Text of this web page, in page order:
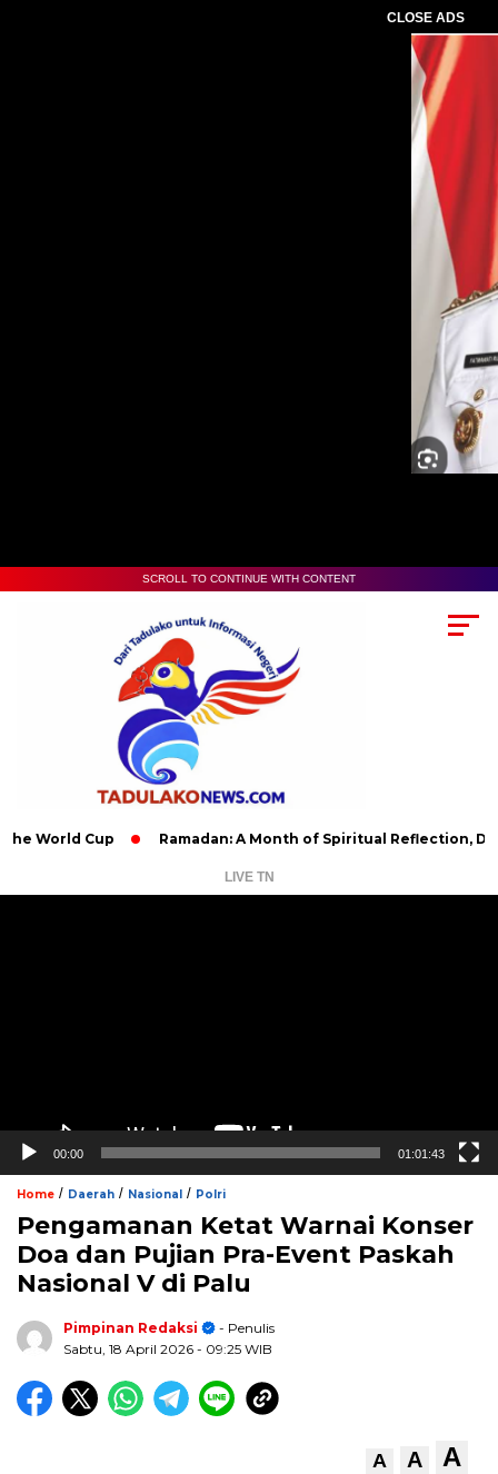
CLOSE ADS
SCROLL TO CONTINUE WITH CONTENT
Cup Ramadan: A Month of Spiritual Reflection, Devotion,
LIVE TN
00:00 01:01:43
Home / Daerah / Nasional / Polri
Pengamanan Ketat Warnai Konser
Doa dan Pujian Pra-Event Paskah
Nasional V di Palu
Pimpinan Redaksi
- Penulis
Sabtu, 18 April 2026 - 09:25 WIB
A A A